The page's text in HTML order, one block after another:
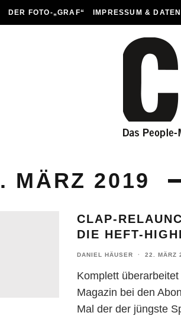
DER FOTO-„GRAF“ IMPRESSUM &
MÄRZ 2019
CLAP-
DIE HEFT-
DANIEL HÄUSER · 22. MÄRZ
Komplett
Magazin bei den
Mal der der jüngste